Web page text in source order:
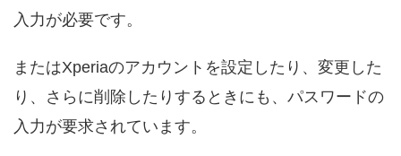
入力が必要です。
またはXperiaのアカウントを設定したり、変更した
り、さらに削除したりするときにも、パスワードの
入力が要求されています。